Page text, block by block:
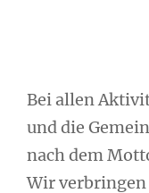
Bei allen
und die
nach dem
Wir